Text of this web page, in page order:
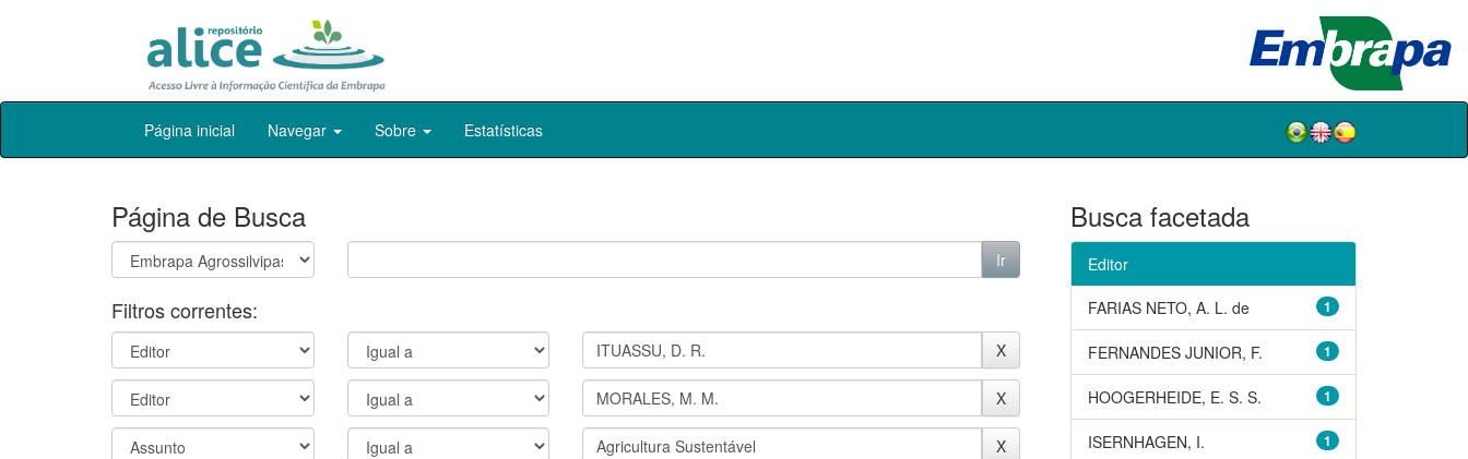
Skip
Página inicial Navegar Sobre Estatísticas
Página de Busca
Filtros correntes:
Busca facetada
Editor
1
FARIAS NETO, A. L. de
1
FERNANDES JUNIOR, F.
1
HOOGERHEIDE, E. S. S.
1
ISERNHAGEN, I.